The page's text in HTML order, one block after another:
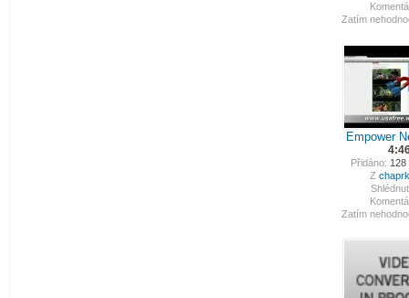
Zatím
Empower
Přidáno: 128
Z
Zatím